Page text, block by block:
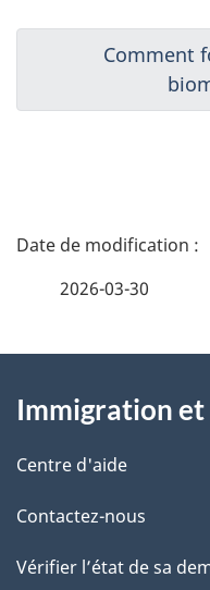
a
g
o
n
d
u
Suivant:
Comment
D
i
l
s
d
2026-03-30
propos
de
ce
site
Immigration
Centre d'aide
Contactez-nous
Vérifier l’état de sa